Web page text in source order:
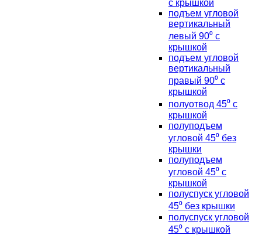
с крышкой
подъем угловой
вертикальный
левый 90⁰ с
крышкой
подъем угловой
вертикальный
правый 90⁰ с
крышкой
полуотвод 45⁰ с
крышкой
полуподъем
угловой 45⁰ без
крышки
полуподъем
угловой 45⁰ с
крышкой
полуспуск угловой
45⁰ без крышки
полуспуск угловой
45⁰ с крышкой